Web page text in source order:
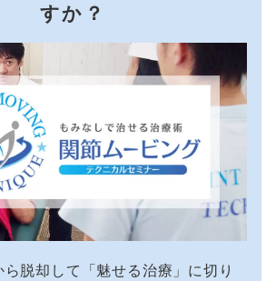
すか？
脱却して「魅せる治療」に切り